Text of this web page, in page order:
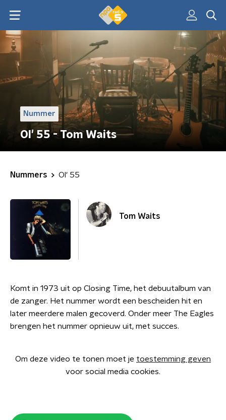
Nummer
Ol' 55 - Tom Waits
Nummers Ol' 55
Tom Waits
Komt in 1973 uit op Closing Time, het debuutalbum van
de zanger. Het nummer wordt een bescheiden hit en
later meerdere malen gecoverd. Onder meer The Eagles
brengen het nummer opnieuw uit, met succes.
Om deze video te tonen moet je toestemming geven
voor social media cookies.